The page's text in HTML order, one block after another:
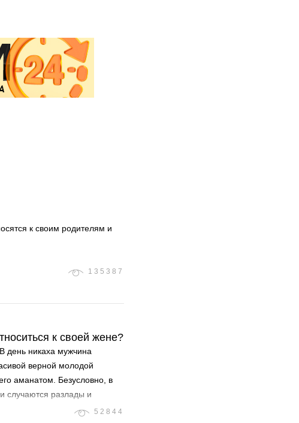
к своим родителям и
135387
к своей жене?
день никаха мужчина
верной молодой
аманатом. Безусловно, в
случаются разлады и
взаимоуважение и
52844